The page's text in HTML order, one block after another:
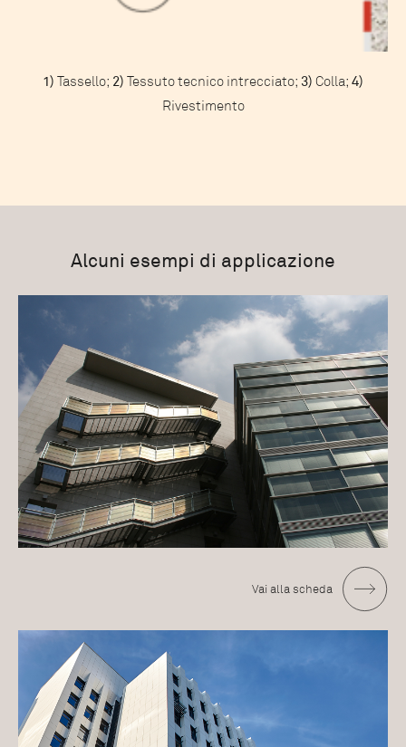
1) Tassello; 2) Tessuto tecnico intrecciato; 3) Colla; 4)
Rivestimento
Alcuni esempi di applicazione
Vai alla scheda